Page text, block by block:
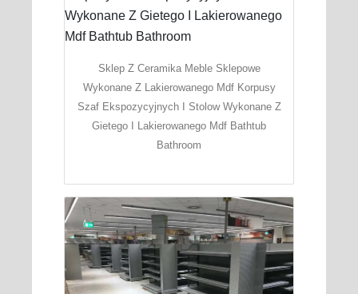
Sklep Z Ceramika Meble Sklepowe
Wykonane Z Lakierowanego Mdf Korpusy
Szaf Ekspozycyjnych I Stolow Wykonane Z
Gietego I Lakierowanego Mdf Bathtub
Bathroom